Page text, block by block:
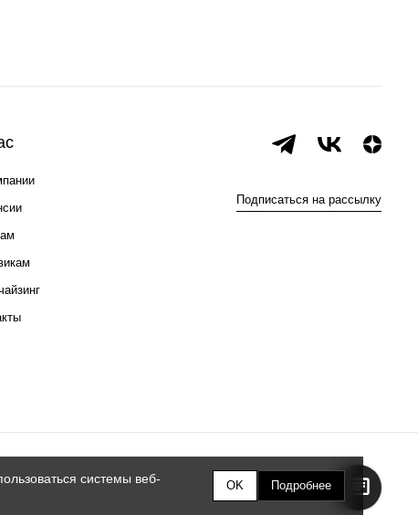
Подписаться на рассылку
системы веб-
OK Подробнее